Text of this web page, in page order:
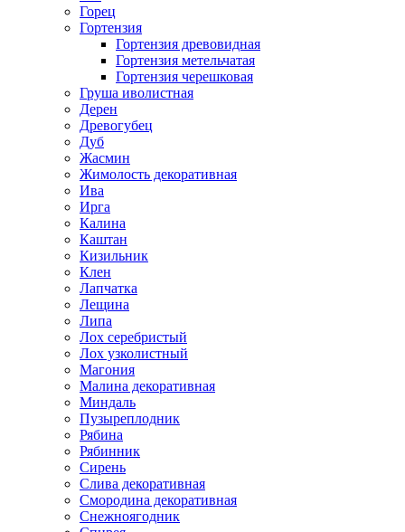
Горец
Гортензия
Гортензия древовидная
Гортензия метельчатая
Гортензия черешковая
Груша иволистная
Дерен
Древогубец
Дуб
Жасмин
Жимолость декоративная
Ива
Ирга
Калина
Каштан
Кизильник
Клен
Лапчатка
Лещина
Липа
Лох серебристый
Лох узколистный
Магония
Малина декоративная
Миндаль
Пузыреплодник
Рябина
Рябинник
Сирень
Слива декоративная
Смородина декоративная
Снежноягодник